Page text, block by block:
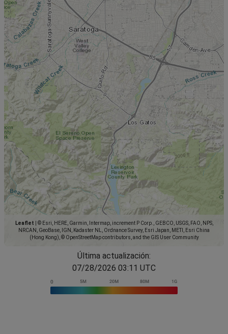
Leaflet
© Esri, HERE, Garmin, Intermap, increment P Corp., GEBCO, USGS, FAO, NPS,
NRCAN, GeoBase, IGN, Kadaster NL, Ordnance Survey, Esri Japan, METI, Esri China
(Hong Kong), © OpenStreetMap contributors, and the GIS User Community
Última actualización:
07/28/2026 03:11 UTC